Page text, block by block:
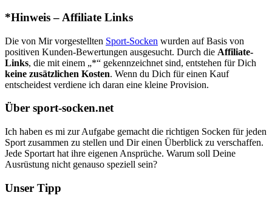
*Hinweis – Affiliate Links
Die von Mir vorgestellten Sport-Socken wurden auf Basis von
positiven Kunden-Bewertungen ausgesucht. Durch die Affiliate-
Links, die mit einem „*“ gekennzeichnet sind, entstehen für Dich
keine zusätzlichen Kosten. Wenn du Dich für einen Kauf
entscheidest verdiene ich daran eine kleine Provision.
Über sport-socken.net
Ich haben es mi zur Aufgabe gemacht die richtigen Socken für jeden
Sport zusammen zu stellen und Dir einen Überblick zu verschaffen.
Jede Sportart hat ihre eigenen Ansprüche. Warum soll Deine
Ausrüstung nicht genauso speziell sein?
Unser Tipp